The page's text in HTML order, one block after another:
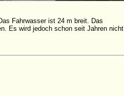
Fahrwasser ist 24 m breit. Das
Es wird jedoch schon seit Jahren nicht